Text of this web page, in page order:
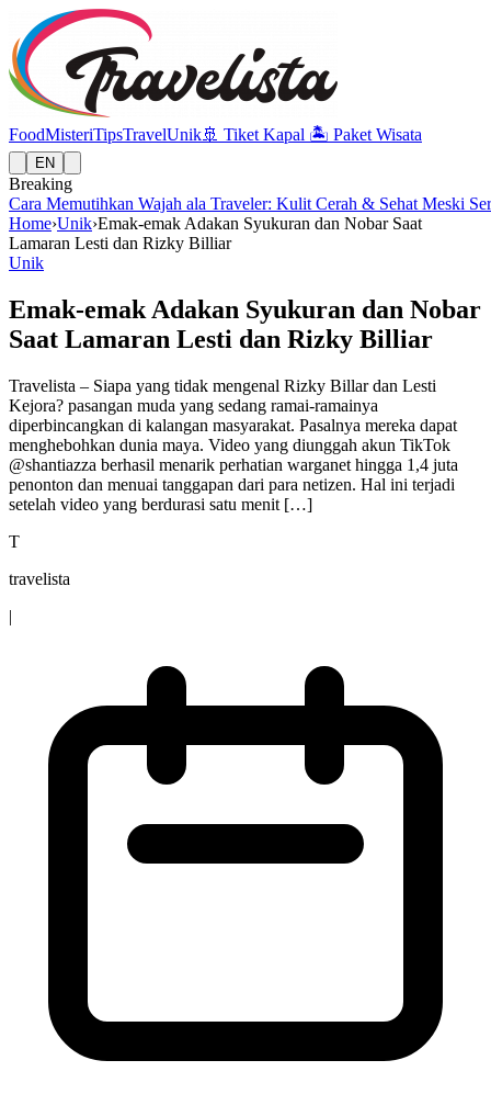
FoodMisteriTipsTravelUnik🚢 Tiket Kapal 🏝️ Paket Wisata
EN
Breaking
Cara Memutihkan Wajah ala Traveler: Kulit Cerah & Sehat Meski
Home›Unik›Emak-emak Adakan Syukuran dan Nobar Saat
Lamaran Lesti dan Rizky Billiar
Unik
Emak-emak Adakan Syukuran dan Nobar
Saat Lamaran Lesti dan Rizky Billiar
Travelista – Siapa yang tidak mengenal Rizky Billar dan Lesti
Kejora? pasangan muda yang sedang ramai-ramainya
diperbincangkan di kalangan masyarakat. Pasalnya mereka dapat
menghebohkan dunia maya. Video yang diunggah akun TikTok
@shantiazza berhasil menarik perhatian warganet hingga 1,4 juta
penonton dan menuai tanggapan dari para netizen. Hal ini terjadi
setelah video yang berdurasi satu menit […]
T
travelista
|